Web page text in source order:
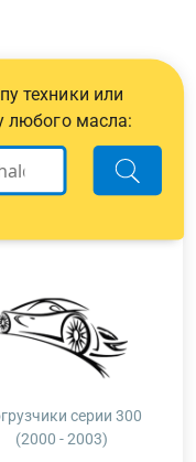
техники или
любого масла:
серии 300
(2000 - 2003)